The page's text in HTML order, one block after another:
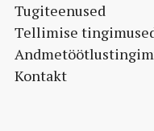
Tugiteenused
Tellimise
Kontakt